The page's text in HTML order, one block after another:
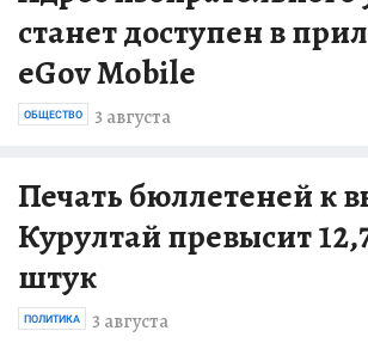
станет доступен в
eGov Mobile
3 августа
ОБЩЕСТВО
Печать бюллетеней к
Курултай превысит
штук
3 августа
ПОЛИТИКА